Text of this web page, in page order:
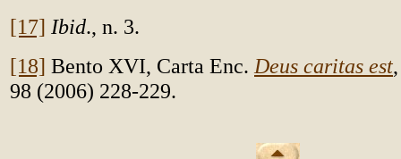
[17] Ibid., n. 3.
[18] Bento XVI, Carta Enc. Deus caritas est
98 (2006) 228-229.